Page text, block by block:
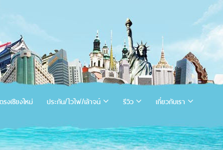
งเชียงใหม่ ประกัน/ไวไฟ/เล้าจน์ รีวิว เกี่ยวกับเรา